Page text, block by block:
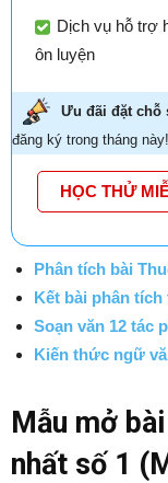
Dịch vụ hỗ trợ
ôn luyện
Ưu đãi đặt chỗ
đăng ký trong tháng này!
HỌC THỬ
Phân tích bài
Kết bài phân tích
Soạn văn 12 tác
Kiến thức ngữ
Mẫu mở
nhất số 1